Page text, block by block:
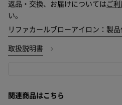
返品・交換、お届けについては ご
い。
リファカールブローアイロン：製
取扱説明書
関連商品はこちら